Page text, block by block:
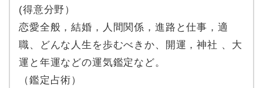
(得意分野）
恋愛全般，結婚，人間関係，進路と仕事，適
職、どんな人生を歩むべきか、開運，神社 、大
運と年運などの運気鑑定など。
（鑑定占術）